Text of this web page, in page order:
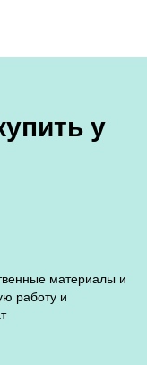
у
материалы и
работу и